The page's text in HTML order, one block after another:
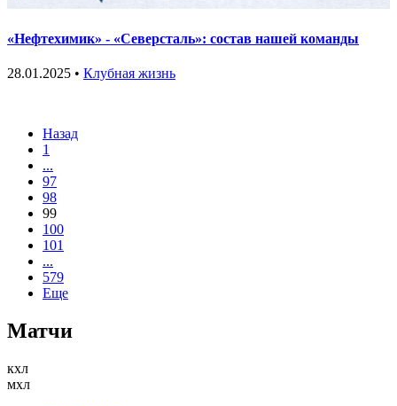
«Нефтехимик» - «Северсталь»: состав нашей команды
28.01.2025 • Клубная жизнь
Назад
1
...
97
98
99
100
101
...
579
Еще
Матчи
кхл
мхл